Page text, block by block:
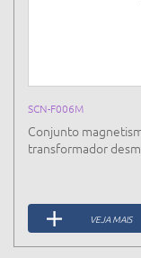
SCN-F006M
Conjunto
transformador
VEJA MAIS